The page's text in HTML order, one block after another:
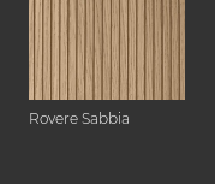
Rovere Sabbia